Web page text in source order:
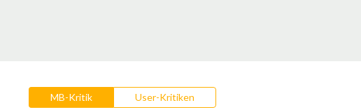
MB-Kritik User-Kritiken